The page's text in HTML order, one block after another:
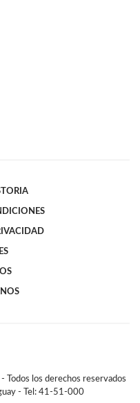
- Todos los derechos reservados
- Tel: 41-51-000